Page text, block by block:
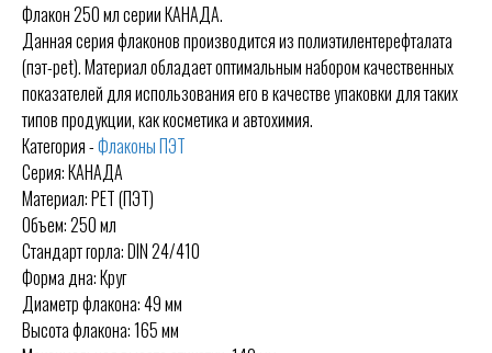
Флакон 250 мл серии КАНАДА.
Данная серия флаконов производится из полиэтилентерефталата
(пэт-pet). Материал обладает оптимальным набором качественных
показателей для использования его в качестве упаковки для таких
типов продукции, как косметика и автохимия.
Категория -Флаконы ПЭТ
Серия: КАНАДА
Материал: PET (ПЭТ)
Объем: 250 мл
Стандарт горла: DIN 24/410
Форма дна: Круг
Диаметр флакона: 49 мм
Высота флакона: 165 мм